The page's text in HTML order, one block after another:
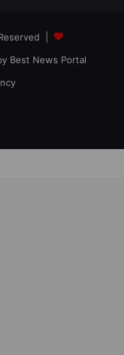
|
Best News Portal